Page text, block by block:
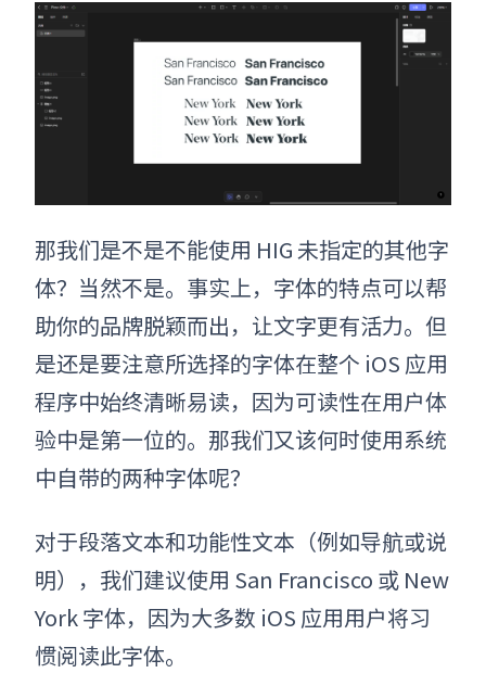
那我们是不是不能使用 HIG 未指定的其他字
体？当然不是。事实上，字体的特点可以帮
助你的品牌脱颖而出，让文字更有活力。但
是还是要注意所选择的字体在整个 iOS 应用
程序中始终清晰易读，因为可读性在用户体
验中是第一位的。那我们又该何时使用系统
中自带的两种字体呢？
对于段落文本和功能性文本（例如导航或说
明），我们建议使用 San Francisco 或 New
York 字体，因为大多数 iOS 应用用户将习
惯阅读此字体。